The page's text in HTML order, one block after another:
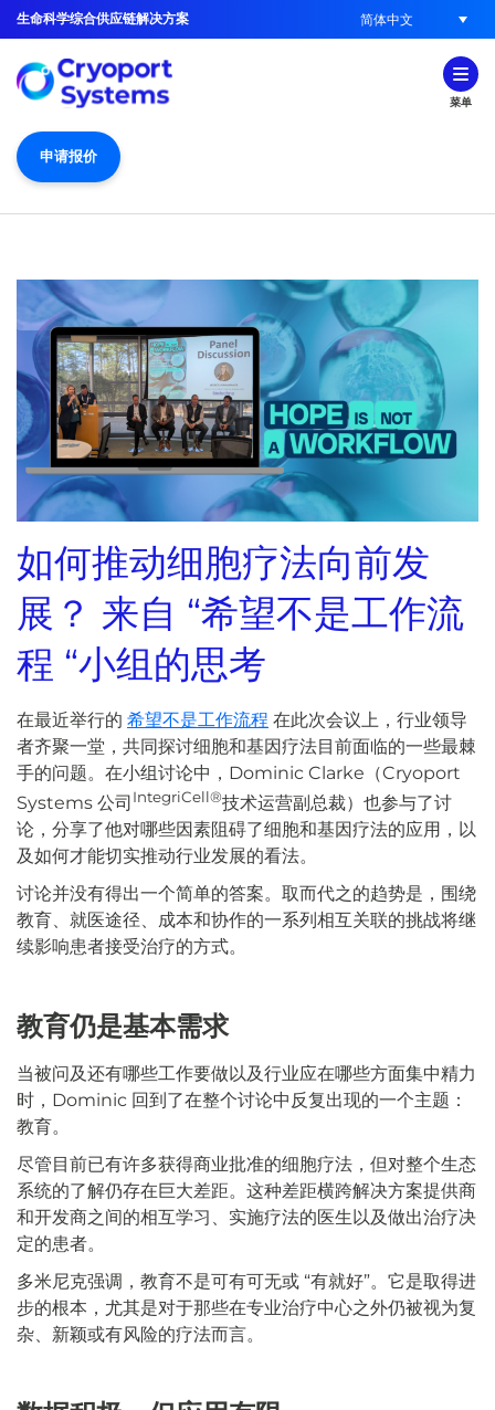
生命科学综合供应链解决方案 简体中文
菜单
申请报价
如何推动细胞疗法向前发
展？ 来自 “希望不是工作流
程 “小组的思考
在最近举行的 希望不是工作流程 在此次会议上，行业领导
者齐聚一堂，共同探讨细胞和基因疗法目前面临的一些最棘
手的问题。在小组讨论中，Dominic Clarke（Cryoport
Systems 公司IntegriCell®技术运营副总裁）也参与了讨
论，分享了他对哪些因素阻碍了细胞和基因疗法的应用，以
及如何才能切实推动行业发展的看法。
讨论并没有得出一个简单的答案。取而代之的趋势是，围绕
教育、就医途径、成本和协作的一系列相互关联的挑战将继
续影响患者接受治疗的方式。
教育仍是基本需求
当被问及还有哪些工作要做以及行业应在哪些方面集中精力
时，Dominic 回到了在整个讨论中反复出现的一个主题：
教育。
尽管目前已有许多获得商业批准的细胞疗法，但对整个生态
系统的了解仍存在巨大差距。这种差距横跨解决方案提供商
和开发商之间的相互学习、实施疗法的医生以及做出治疗决
定的患者。
多米尼克强调，教育不是可有可无或 “有就好”。它是取得进
步的根本，尤其是对于那些在专业治疗中心之外仍被视为复
杂、新颖或有风险的疗法而言。